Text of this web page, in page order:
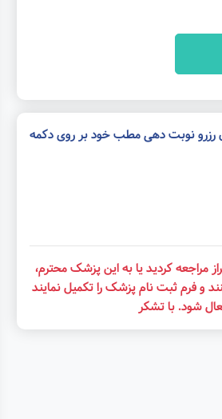
رزرو نوبت دهی مطب خود بر روی دکمه
مراجعه کردید یا به این پزشک محترم،
و فرم ثبت نام پزشک را تکمیل نمایند
شود. با تشکر